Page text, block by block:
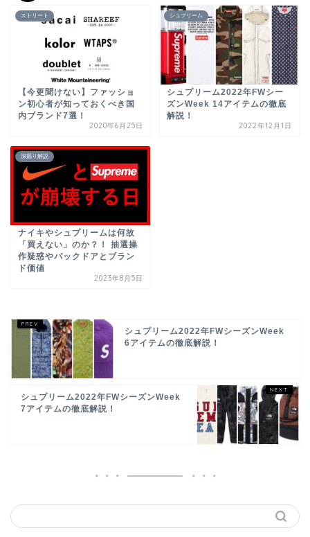
ストリート
【今更聞けない】ファッショ
ン初心者が知っておくべき国
内ブランド7選！
2020年6月25日
シュプリーム
シュプリーム2022年FWシー
ズンWeek 14アイテムの徹底
解説！
2022年12月1日
深掘り解説
ナイキやシュプリームは何故
「買えない」のか？！ 抽選操
作疑惑やバックドアとブラン
ド価値
2023年8月5日
シュプリーム2022年FWシーズンWeek
6アイテムの徹底解説！
シュプリーム2022年FWシーズンWeek
7アイテムの徹底解説！